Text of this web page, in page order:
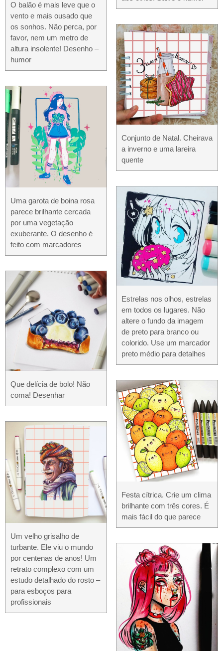
O balão é mais leve que o
vento e mais ousado que
os sonhos. Não perca, por
favor, nem um metro de
altura insolente! Desenho –
humor
Uma garota de boina rosa
parece brilhante cercada
por uma vegetação
exuberante. O desenho é
feito com marcadores
Que delícia de bolo! Não
coma! Desenhar
Um velho grisalho de
turbante. Ele viu o mundo
por centenas de anos! Um
retrato complexo com um
estudo detalhado do rosto –
para esboços para
profissionais
Conjunto de Natal. Cheirava
a inverno e uma lareira
quente
Estrelas nos olhos, estrelas
em todos os lugares. Não
altere o fundo da imagem
de preto para branco ou
colorido. Use um marcador
preto médio para detalhes
Festa cítrica. Crie um clima
brilhante com três cores. É
mais fácil do que parece